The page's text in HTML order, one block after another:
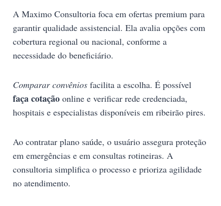
A Maximo Consultoria foca em ofertas premium para
garantir qualidade assistencial. Ela avalia opções com
cobertura regional ou nacional, conforme a
necessidade do beneficiário.
Comparar convênios facilita a escolha. É possível
faça cotação online e verificar rede credenciada,
hospitais e especialistas disponíveis em ribeirão pires.
Ao contratar plano saúde, o usuário assegura proteção
em emergências e em consultas rotineiras. A
consultoria simplifica o processo e prioriza agilidade
no atendimento.